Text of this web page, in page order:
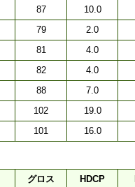
87 10.0
79 2.0
81 4.0
82 4.0
88 7.0
102 19.0
101 16.0
グロス HDCP